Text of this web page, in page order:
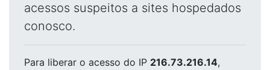
acessos suspeitos a sites hospedados
conosco.
Para liberar o acesso do IP 216.73.216.14,